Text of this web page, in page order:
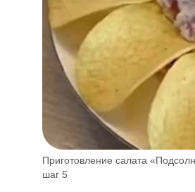
Приготовление салата
шаг 5